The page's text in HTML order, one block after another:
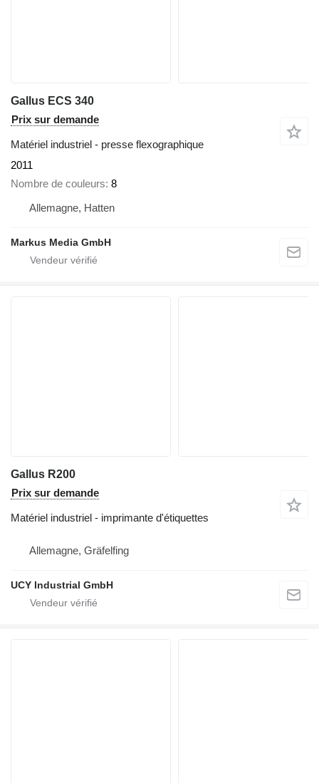
Gallus ECS 340
Prix sur demande
Matériel industriel - presse flexographique
2011
Nombre de couleurs 8
Allemagne, Hatten
Markus Media GmbH
Gallus R200
Prix sur demande
Matériel industriel - imprimante d'étiquettes
Allemagne, Gräfelfing
UCY Industrial GmbH